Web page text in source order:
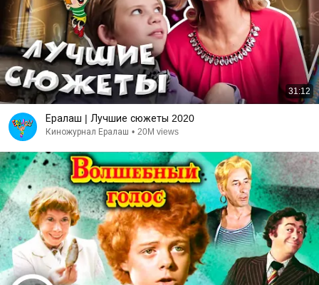
31:12
Ералаш | Лучшие сюжеты 2020
Киножурнал Ералаш • 20M views